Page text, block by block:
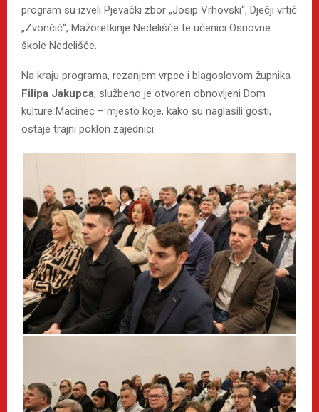
program su izveli Pjevački zbor „Josip Vrhovski“, Dječji vrtić
„Zvončić“, Mažoretkinje Nedelišće te učenici Osnovne
škole Nedelišće.
Na kraju programa, rezanjem vrpce i blagoslovom župnika
Filipa Jakupca, službeno je otvoren obnovljeni Dom
kulture Macinec – mjesto koje, kako su naglasili gosti,
ostaje trajni poklon zajednici.